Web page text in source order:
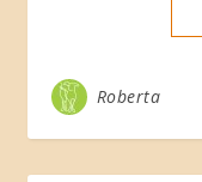
Roberta